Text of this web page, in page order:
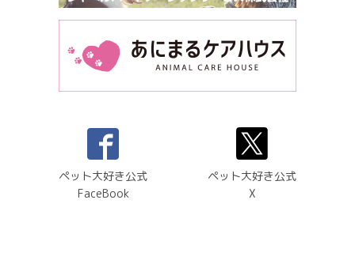
ペット大好き公式
FaceBook
ペット大好き公式
X